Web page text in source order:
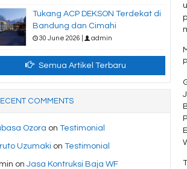
Tukang ACP DEKSON Terdekat di
Bandung dan Cimahi
30 June 2026 | admin
Semua Artikel Terbaru
COMMENTS
Ozora on Testimonial
Uzumaki on Testimonial
on Jasa Kontruksi Baja WF